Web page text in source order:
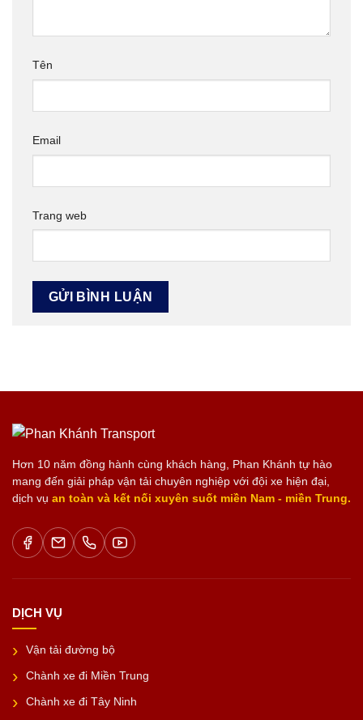
Tên
Email
Trang web
Hơn 10 năm đồng hành cùng khách hàng, Phan Khánh tự hào
mang đến giải pháp vận tải chuyên nghiệp với đội xe hiện đại,
dịch vụ an toàn và kết nối xuyên suốt miền Nam - miền Trung.
DỊCH VỤ
Vận tải đường bộ
Chành xe đi Miền Trung
Chành xe đi Tây Ninh